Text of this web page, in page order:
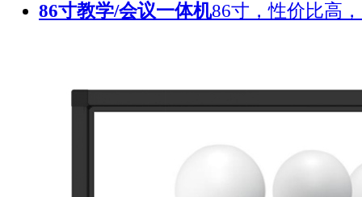
86寸教学/会议一体机86寸，性价比高